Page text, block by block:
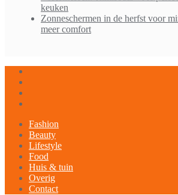
keuken
Zonneschermen in de herfst voor
meer comfort
Fashion
Beauty
Lifestyle
Food
Huis & tuin
Overig
Contact